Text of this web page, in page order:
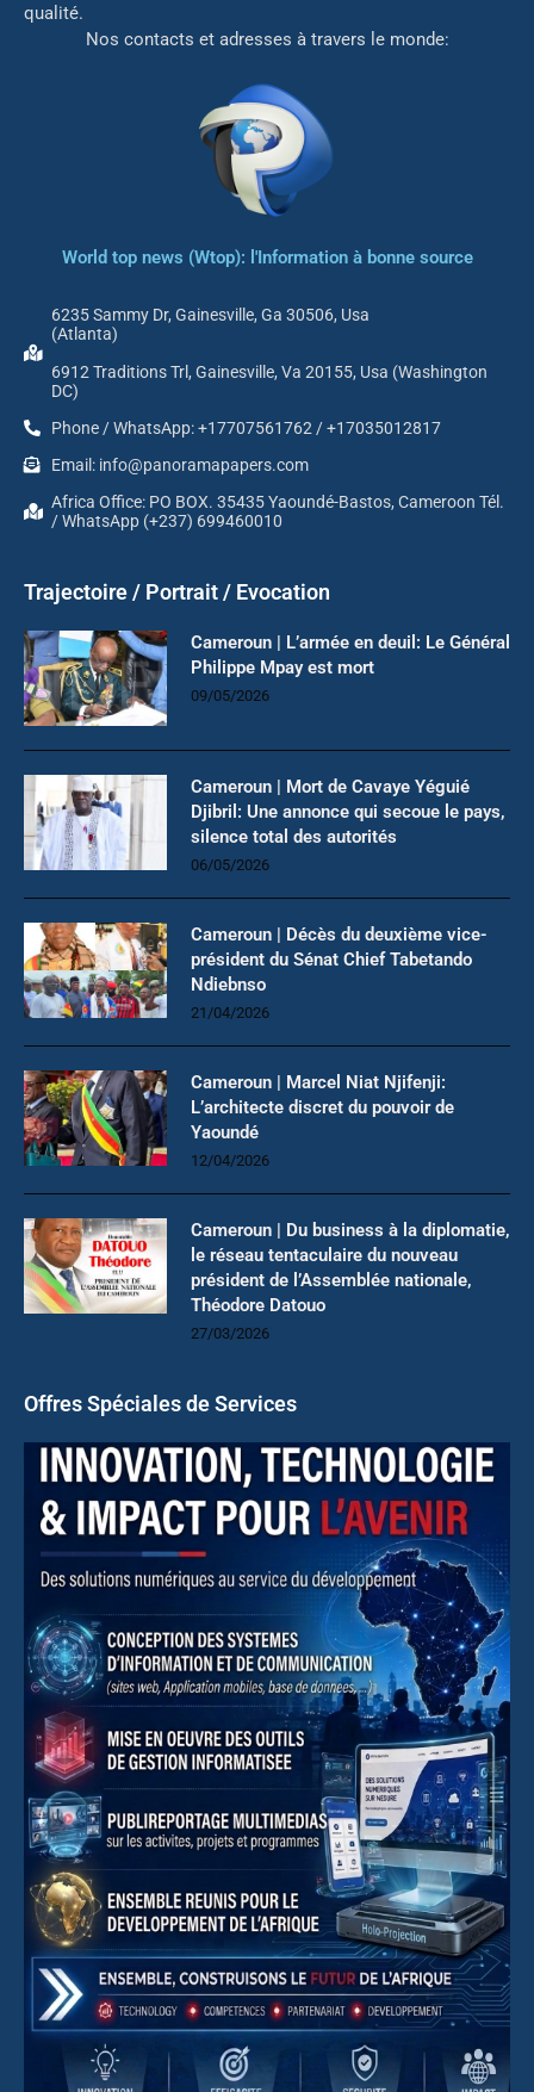
qualité.
Nos contacts et adresses à travers le monde:
World top news (Wtop): l'Information à bonne source
6235 Sammy Dr, Gainesville, Ga 30506, Usa
(Atlanta)
6912 Traditions Trl, Gainesville, Va 20155, Usa (Washington
DC)
Phone / WhatsApp: +17707561762 / +17035012817
Email: info@panoramapapers.com
Africa Office: PO BOX. 35435 Yaoundé-Bastos, Cameroon Tél.
/ WhatsApp (+237) 699460010
Trajectoire / Portrait / Evocation
Cameroun | L’armée en deuil: Le Général
Philippe Mpay est mort
09/05/2026
Cameroun | Mort de Cavaye Yéguié
Djibril: Une annonce qui secoue le pays,
silence total des autorités
06/05/2026
Cameroun | Décès du deuxième vice-
président du Sénat Chief Tabetando
Ndiebnso
21/04/2026
Cameroun | Marcel Niat Njifenji:
L’architecte discret du pouvoir de
Yaoundé
12/04/2026
Cameroun | Du business à la diplomatie,
le réseau tentaculaire du nouveau
président de l’Assemblée nationale,
Théodore Datouo
27/03/2026
Offres Spéciales de Services